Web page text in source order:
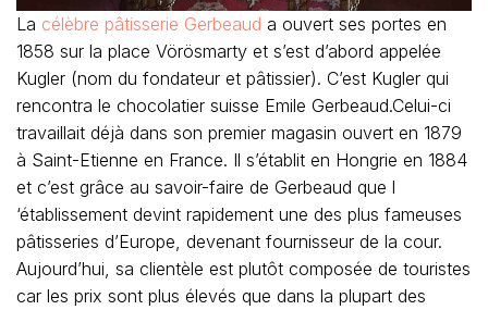
La célèbre pâtisserie Gerbeaud a ouvert ses portes en
1858 sur la place Vörösmarty et s’est d’abord appelée
Kugler (nom du fondateur et pâtissier). C’est Kugler qui
rencontra le chocolatier suisse Emile Gerbeaud.Celui-ci
travaillait déjà dans son premier magasin ouvert en 1879
à Saint-Etienne en France. Il s’établit en Hongrie en 1884
et c’est grâce au savoir-faire de Gerbeaud que l
‘établissement devint rapidement une des plus fameuses
pâtisseries d’Europe, devenant fournisseur de la cour.
Aujourd’hui, sa clientèle est plutôt composée de touristes
car les prix sont plus élevés que dans la plupart des